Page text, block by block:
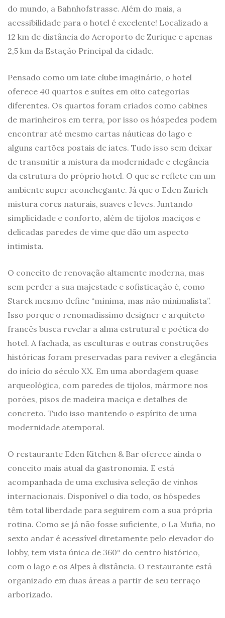
do mundo, a Bahnhofstrasse. Além do mais, a
acessibilidade para o hotel é excelente! Localizado a
12 km de distância do Aeroporto de Zurique e apenas
2,5 km da Estação Principal da cidade.
Pensado como um iate clube imaginário, o hotel
oferece 40 quartos e suítes em oito categorias
diferentes. Os quartos foram criados como cabines
de marinheiros em terra, por isso os hóspedes podem
encontrar até mesmo cartas náuticas do lago e
alguns cartões postais de iates. Tudo isso sem deixar
de transmitir a mistura da modernidade e elegância
da estrutura do próprio hotel. O que se reflete em um
ambiente super aconchegante. Já que o Eden Zurich
mistura cores naturais, suaves e leves. Juntando
simplicidade e conforto, além de tijolos maciços e
delicadas paredes de vime que dão um aspecto
intimista.
O conceito de renovação altamente moderna, mas
sem perder a sua majestade e sofisticação é, como
Starck mesmo define “mínima, mas não minimalista”.
Isso porque o renomadíssimo designer e arquiteto
francês busca revelar a alma estrutural e poética do
hotel. A fachada, as esculturas e outras construções
históricas foram preservadas para reviver a elegância
do início do século XX. Em uma abordagem quase
arqueológica, com paredes de tijolos, mármore nos
porões, pisos de madeira maciça e detalhes de
concreto. Tudo isso mantendo o espírito de uma
modernidade atemporal.
O restaurante Eden Kitchen & Bar oferece ainda o
conceito mais atual da gastronomia. E está
acompanhada de uma exclusiva seleção de vinhos
internacionais. Disponível o dia todo, os hóspedes
têm total liberdade para seguirem com a sua própria
rotina. Como se já não fosse suficiente, o La Muña, no
sexto andar é acessível diretamente pelo elevador do
lobby, tem vista única de 360​​° do centro histórico,
com o lago e os Alpes à distância. O restaurante está
organizado em duas áreas a partir de seu terraço
arborizado.